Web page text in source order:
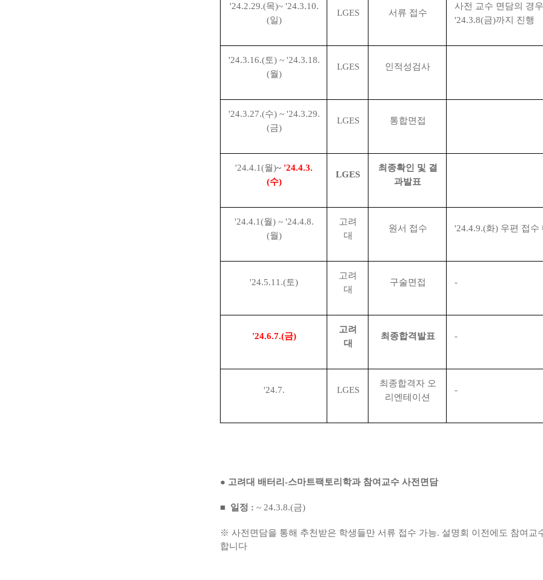
'24.2.29.(목)~ '24.3.10.
(일)
LGES 서류 접수
사전 교수 면담의 경우
'24.3.8(금)까지 진행
'24.3.16.(토) ~ '24.3.18.
(월)
LGES 인적성검사
'24.3.27.(수) ~ '24.3.29.
(금)
LGES 통합면접
'24.4.1(월)~ '24.4.3.
(수)
LGES
최종확인 및 결
과발표
'24.4.1(월) ~ '24.4.8.
(월)
고려
대
원서 접수 '24.4.9.(화) 우편 접수
'24.5.11.(토)
고려
대
구술면접 -
'24.6.7.(금)
고려
대
최종합격발표 -
'24.7. LGES
최종합격자 오
리엔테이션
-
● 고려대 배터리 -스마트팩토리학과 참여교수 사전면담
■ 일정 : ~ 24.3.8.(금)
※ 사전면담을 통해 추천받은 학생들만 서류 접수 가능. 설명회 이전에도 참여교
합니다